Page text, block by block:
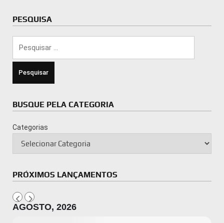
PESQUISA
BUSQUE PELA CATEGORIA
Categorias
PRÓXIMOS LANÇAMENTOS
AGOSTO, 2026